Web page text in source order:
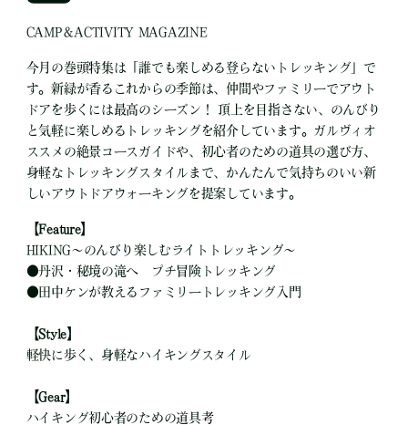
CAMP＆ACTIVITY MAGAZINE
今月の巻頭特集は「誰でも楽しめる登らないトレッキング」で
す。新緑が香るこれからの季節は、仲間やファミリーでアウト
ドアを歩くには最高のシーズン！ 頂上を目指さない、のんびり
と気軽に楽しめるトレッキングを紹介しています。ガルヴィオ
ススメの絶景コースガイドや、初心者のための道具の選び方、
身軽なトレッキングスタイルまで、かんたんで気持ちのいい新
しいアウトドアウォーキングを提案しています。
【Feature】
HIKING～のんびり楽しむライトトレッキング～
●丹沢・秘境の滝へ プチ冒険トレッキング
● 田中ケンが教えるファミリートレッキング入門
【Style】
軽快に歩く、身軽なハイキングスタイル
【Gear】
ハイキング初心者のための道具考